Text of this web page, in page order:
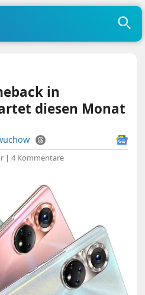
in
diesen Monat
|4 Kommentare